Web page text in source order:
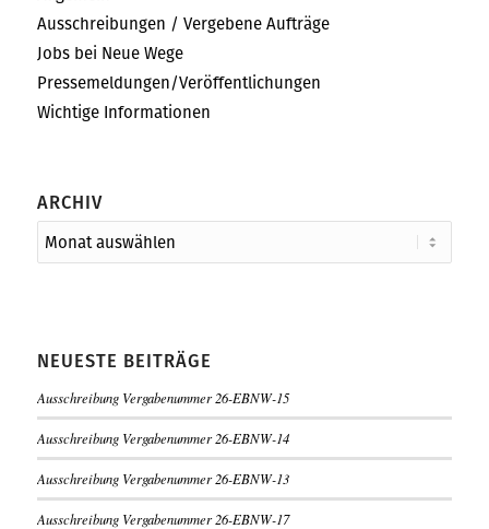
Ausschreibungen / Vergebene Aufträge
Jobs bei Neue Wege
Pressemeldungen/Veröffentlichungen
Wichtige Informationen
ARCHIV
NEUESTE BEITRÄGE
Ausschreibung Vergabenummer 26-EBNW-15
Ausschreibung Vergabenummer 26-EBNW-14
Ausschreibung Vergabenummer 26-EBNW-13
Ausschreibung Vergabenummer 26-EBNW-17